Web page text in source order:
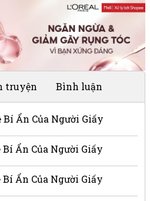
truyện Bình luận
Bí Ẩn Của Người Giấy
Bí Ẩn Của Người Giấy
Bí Ẩn Của Người Giấy